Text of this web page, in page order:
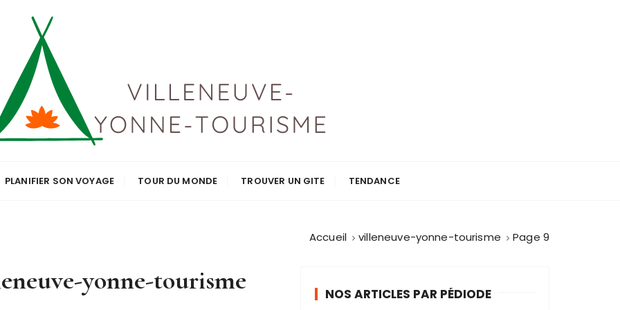
tourisme
PLANIFIER SON VOYAGE TOUR DU MONDE TROUVER UN GITE TENDANCE
Accueil villeneuve-yonne-tourisme Page 9
yonne-tourisme NOS ARTICLES PAR PÉDIODE